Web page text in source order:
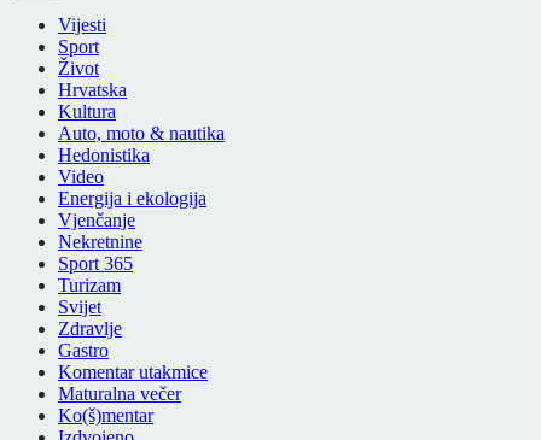
Vijesti
Sport
Život
Hrvatska
Kultura
Auto, moto & nautika
Hedonistika
Video
Energija i ekologija
Vjenčanje
Nekretnine
Sport 365
Turizam
Svijet
Zdravlje
Gastro
Komentar utakmice
Maturalna večer
Ko(š)mentar